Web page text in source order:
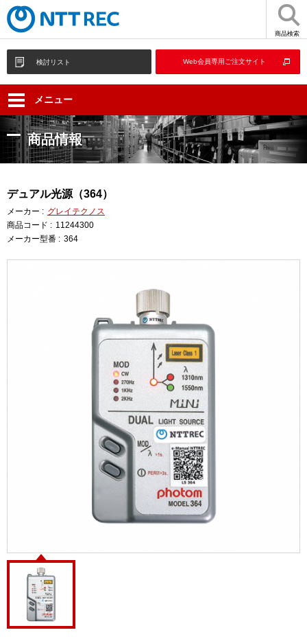
商品検索
検討リスト Web会員専用ご注文サイト
メニュー
商品情報
デュアル光源（364）
メーカー : グレイテクノス
商品コード : 11244300
メーカー型番 : 364